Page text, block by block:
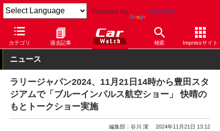
Powered by Translate
カテゴリ 過去記事 検索 Impressサイト
Car Watch モータースポーツ ラリー
ニュース
ラリージャパン2024、11月21日14時から豊田スタ
ジアムで「ブルーインパルス航空ショー」 快晴の
もとトークショー実施
編集部：谷川 潔 2024年11月21日 13:12